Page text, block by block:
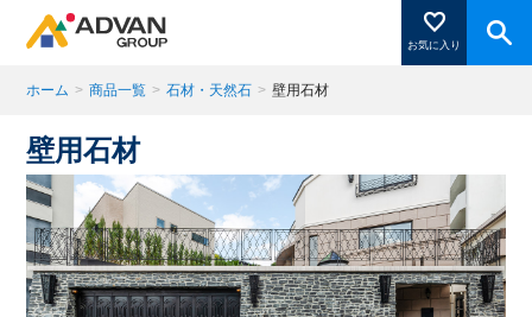
お気に入り
商品ページにある「お気に入り登録」を押すと登録した
商品がここに表示されます。
閉じる
ホーム > 商品一覧 > 石材・天然石 > 壁用石材
壁用石材